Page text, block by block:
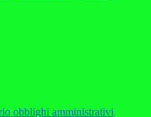
obblighi amministrativi